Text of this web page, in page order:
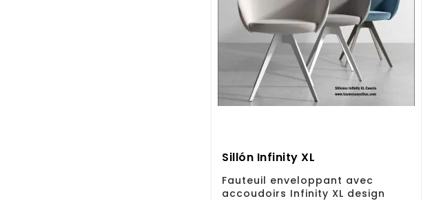
Sillón Infinity XL
Fauteuil enveloppant avec
accoudoirs Infinity XL design